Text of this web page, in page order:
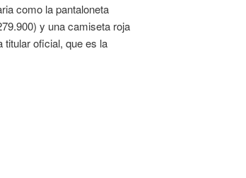
como la pantaloneta
y una camiseta roja
titular oficial, que es la